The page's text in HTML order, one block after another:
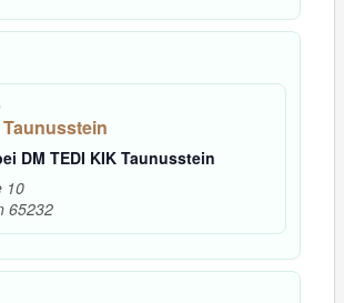
Taunusstein
DM TEDI KIK Taunusstein
10
65232